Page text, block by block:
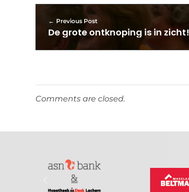
Previous Post
De grote ontknoping is in zicht!
Comments are closed.